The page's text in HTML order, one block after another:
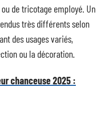
de tricotage employé. Un
très différents selon
des usages variés,
ou la décoration.
chanceuse 2025 :